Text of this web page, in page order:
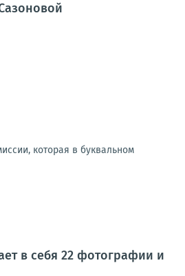
которая в буквальном
в себя 22 фотографии и